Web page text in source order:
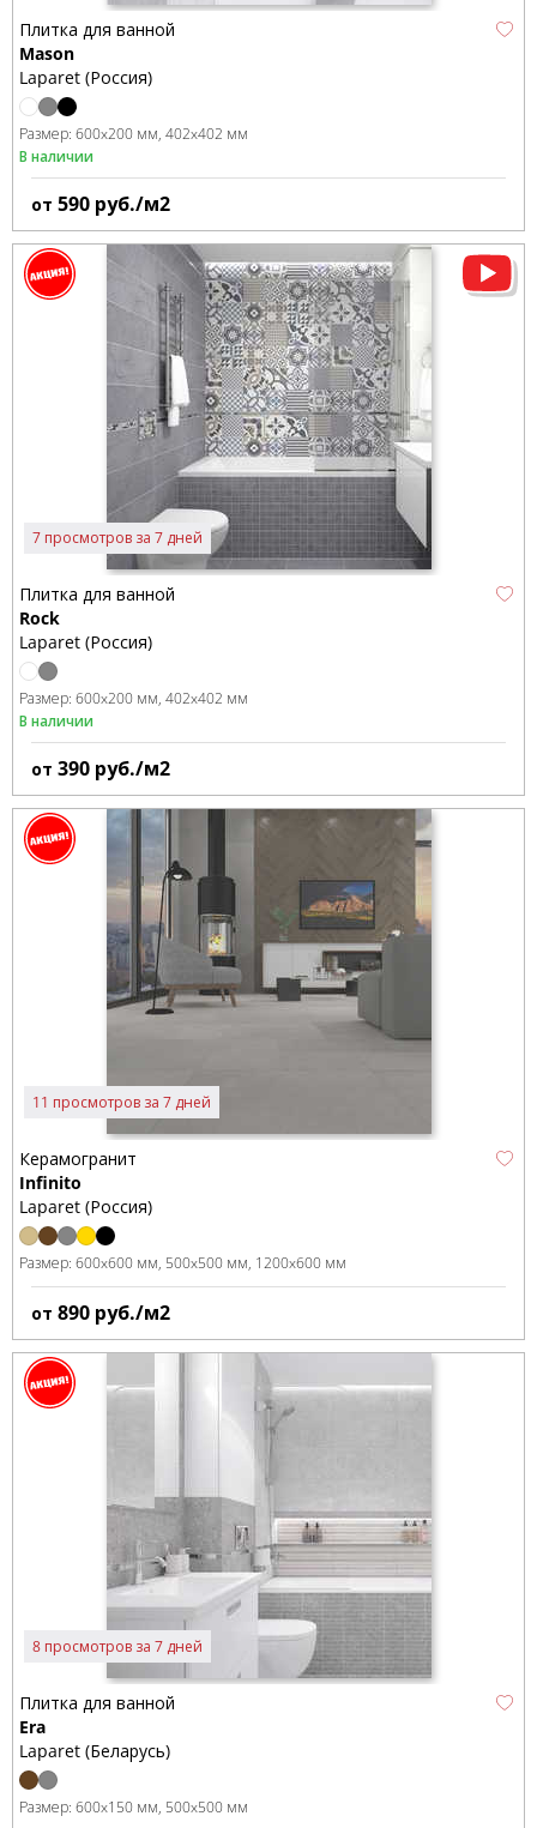
Плитка для ванной
Mason
Laparet (Россия)
Размер: 600x200 мм 402x402 мм
В наличии
от 590 руб./м2
7 просмотров за 7 дней
Плитка для ванной
Rock
Laparet (Россия)
Размер: 600x200 мм 402x402 мм
В наличии
от 390 руб./м2
11 просмотров за 7 дней
Керамогранит
Infinito
Laparet (Россия)
Размер: 600x600 мм 500x500 мм 1200x600 мм
от 890 руб./м2
8 просмотров за 7 дней
Плитка для ванной
Era
Laparet (Беларусь)
Размер: 600x150 мм 500x500 мм